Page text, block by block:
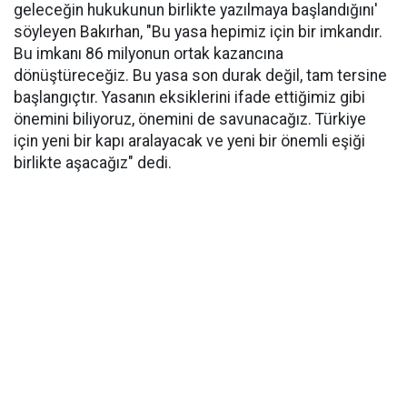
geleceğin hukukunun birlikte yazılmaya başlandığını'
söyleyen Bakırhan, "Bu yasa hepimiz için bir imkandır.
Bu imkanı 86 milyonun ortak kazancına
dönüştüreceğiz. Bu yasa son durak değil, tam tersine
başlangıçtır. Yasanın eksiklerini ifade ettiğimiz gibi
önemini biliyoruz, önemini de savunacağız. Türkiye
için yeni bir kapı aralayacak ve yeni bir önemli eşiği
birlikte aşacağız" dedi.